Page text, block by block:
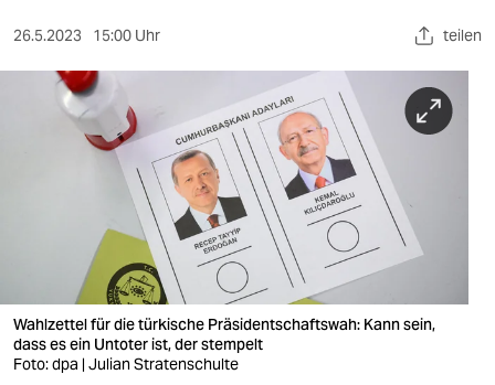
berlin
nord
wahrheit
veranstaltungen
shop
fragen & hilfe
26.5.2023 15:00 Uhr teilen
Wahlzettel für die türkische Präsidentschaftswah: Kann sein,
dass es ein Untoter ist, der stempelt
Foto: dpa | Julian Stratenschulte